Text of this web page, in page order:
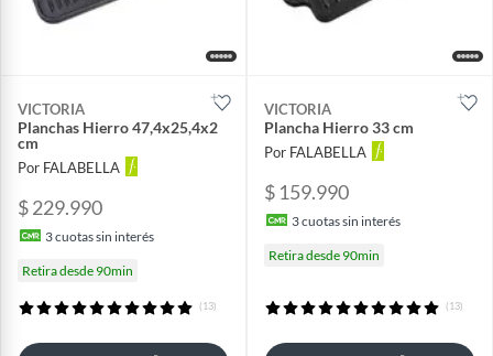
VICTORIA
Planchas Hierro 47,4x25,4x2
cm
Por FALABELLA
$ 229.990
3cuotas sin interés
Retira desde 90min
(13)
VICTORIA
Plancha Hierro 33 cm
Por FALABELLA
$ 159.990
3cuotas sin interés
Retira desde 90min
(13)